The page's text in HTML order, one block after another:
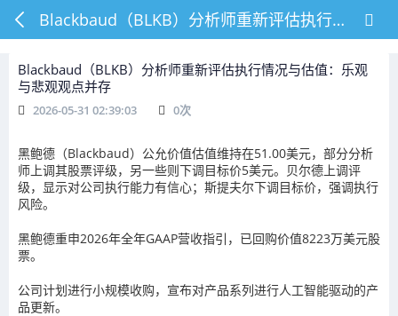
Blackbaud（BLKB）分析师重新评估执行情况与估值：乐观与悲观观点并存
Blackbaud（BLKB）分析师重新评估执行情况与估值：乐观
与悲观观点并存
2026-05-31 02:39:03 0次
黑鲍德（Blackbaud）公允价值估值维持在51.00美元，部分分析
师上调其股票评级，另一些则下调目标价5美元。贝尔德上调评
级，显示对公司执行能力有信心；斯提夫尔下调目标价，强调执行
风险。
黑鲍德重申2026年全年GAAP营收指引，已回购价值8223万美元股
票。
公司计划进行小规模收购，宣布对产品系列进行人工智能驱动的产
品更新。